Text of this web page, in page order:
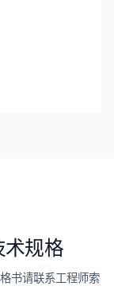
术规格
书请联系工程师索